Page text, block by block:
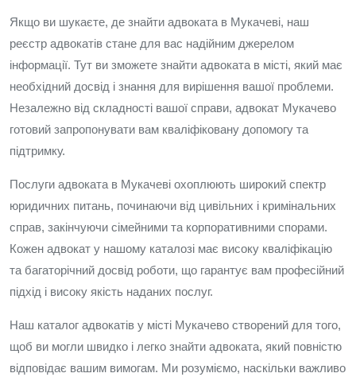
Якщо ви шукаєте, де знайти адвоката в Мукачеві, наш
реєстр адвокатів стане для вас надійним джерелом
інформації. Тут ви зможете знайти адвоката в місті, який має
необхідний досвід і знання для вирішення вашої проблеми.
Незалежно від складності вашої справи, адвокат Мукачево
готовий запропонувати вам кваліфіковану допомогу та
підтримку.
Послуги адвоката в Мукачеві охоплюють широкий спектр
юридичних питань, починаючи від цивільних і кримінальних
справ, закінчуючи сімейними та корпоративними спорами.
Кожен адвокат у нашому каталозі має високу кваліфікацію
та багаторічний досвід роботи, що гарантує вам професійний
підхід і високу якість наданих послуг.
Наш каталог адвокатів у місті Мукачево створений для того,
щоб ви могли швидко і легко знайти адвоката, який повністю
відповідає вашим вимогам. Ми розуміємо, наскільки важливо